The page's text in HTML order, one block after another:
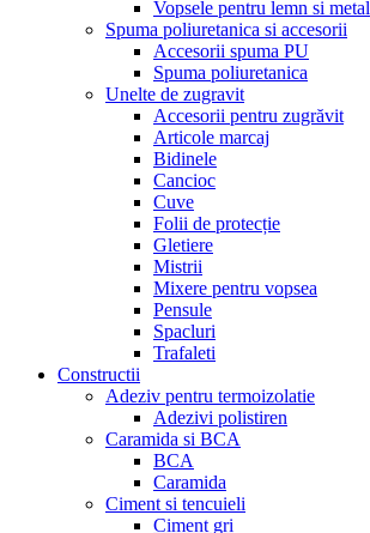
Vopsele pentru lemn si metal
Spuma poliuretanica si accesorii
Accesorii spuma PU
Spuma poliuretanica
Unelte de zugravit
Accesorii pentru zugrăvit
Articole marcaj
Bidinele
Cancioc
Cuve
Folii de protecție
Gletiere
Mistrii
Mixere pentru vopsea
Pensule
Spacluri
Trafaleti
Constructii
Adeziv pentru termoizolatie
Adezivi polistiren
Caramida si BCA
BCA
Caramida
Ciment si tencuieli
Ciment gri